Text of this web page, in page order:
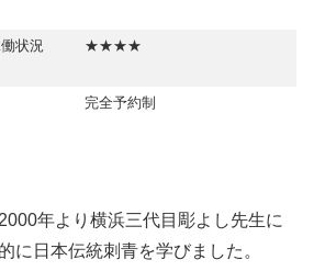
状況 ★★★★
完全予約制
年より横浜三代目彫よし先生に
に日本伝統刺青を学びました。